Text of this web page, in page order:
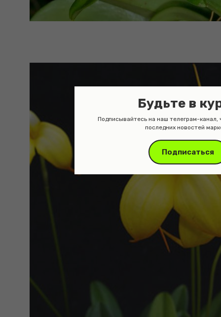
Будьте в
Подписывайтесь на наш телеграм-канал,
последних новостей
Подписаться